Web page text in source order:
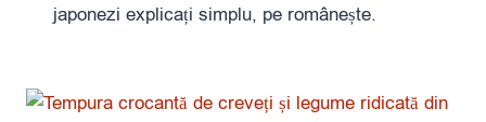
japonezi explicați simplu, pe românește.